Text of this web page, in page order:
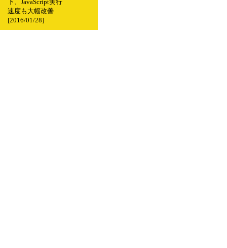
下、JavaScript実行
速度も大幅改善
[2016/01/28]